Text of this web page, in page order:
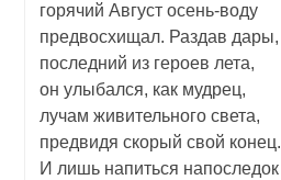
горячий Август осень-воду
предвосхищал. Раздав дары,
последний из героев лета,
он улыбался, как мудрец,
лучам живительного света,
предвидя скорый свой конец.
И лишь напиться напоследок